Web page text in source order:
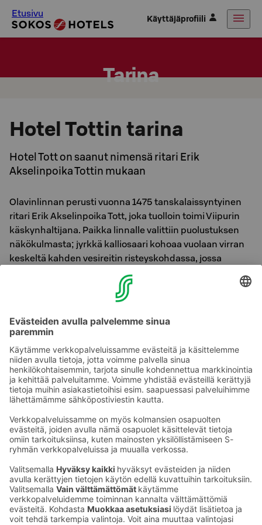
Etusivu Käyttäjäprofiili
Tarina
Hotel Tottin tarina
Hotel Tott on saanut nimensä ritari Erik
Akselinpoika Tottin mukaan
Olavinlinnan perusti vuonna 1475 tanskalaissyntyinen
ritari Erik Akselinpoika Tott, joka tuolloin toimi Viipurin
käskynhaltijana. Paikka linnalle valittiin puolustuksen
näkökulmasta; jyrkkä kalliosaari kohoaa vuolaan virran
keskeltä kahden vesireitin risteyskohdassa, jossa
vihollisen oli vaikea lähestyä linnaa.
Kesähotelli Tott on saanut nimensä samaisen ritari Erik
Tottille valittiin matkailijoiden näkökulmasta; Kesäisen
Savonlinnan aidoin keskusta Matkustajasataman
yhteydessä, johon on helppo tulla ja johon toivotamme
matkailijat kaikkialta maailmasta tervetulleiksi!
Ota yhteyttä
Hotellien yhteystiedot
Asiakaspalvelun yhteystiedot›
Palaute
Anna palautetta
Sokos Hotels uutiskirje
Tilaa uutiskirje
Saat Sokos Hotellien uusimmat
edut ja uutiset sähköpostiisi
kuukausittain.
Palkinnot ja sertifikaatit
Sokos Hotels somessa
Sokos HotelsSokos Hotels
Sokos
Hotels
Sokos
Hotels